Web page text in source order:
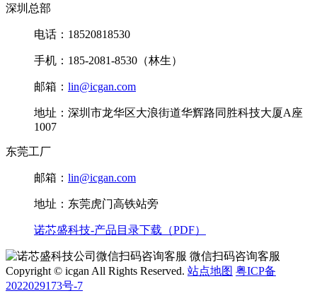
深圳总部
电话：18520818530
手机：185-2081-8530（林生）
邮箱： lin@icgan.com
地址：深圳市龙华区大浪街道华辉路同胜科技大厦A座
1007
东莞工厂
邮箱： lin@icgan.com
地址：东莞虎门高铁站旁
诺芯盛科技-产品目录下载（PDF）
微信扫码咨询客服
Copyright © icgan All Rights Reserved. 站点地图 粤ICP备
2022029173号-7